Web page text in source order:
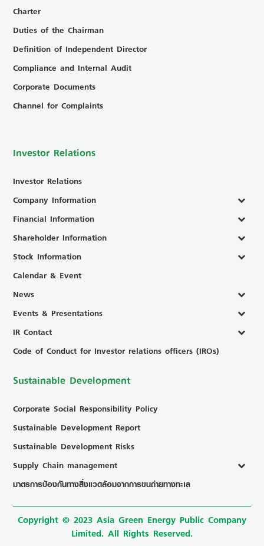
Charter
Duties of the Chairman
Definition of Independent Director
Compliance and Internal Audit
Corporate Documents
Channel for Complaints
Investor Relations
Investor Relations
Company Information
Financial Information
Shareholder Information
Stock Information
Calendar & Event
News
Events & Presentations
IR Contact
Code of Conduct for Investor relations officers (IROs)
Sustainable Development
Corporate Social Responsibility Policy
Sustainable Development Report
Sustainable Development Risks
Supply Chain management
มาตรการป้องกันทางสิ่งแวดล้อมจากการขนถ่ายทางทะเล
Copyright © 2023 Asia Green Energy Public Company
Limited. All Rights Reserved.